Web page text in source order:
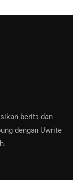
berita dan
dengan Uwrite